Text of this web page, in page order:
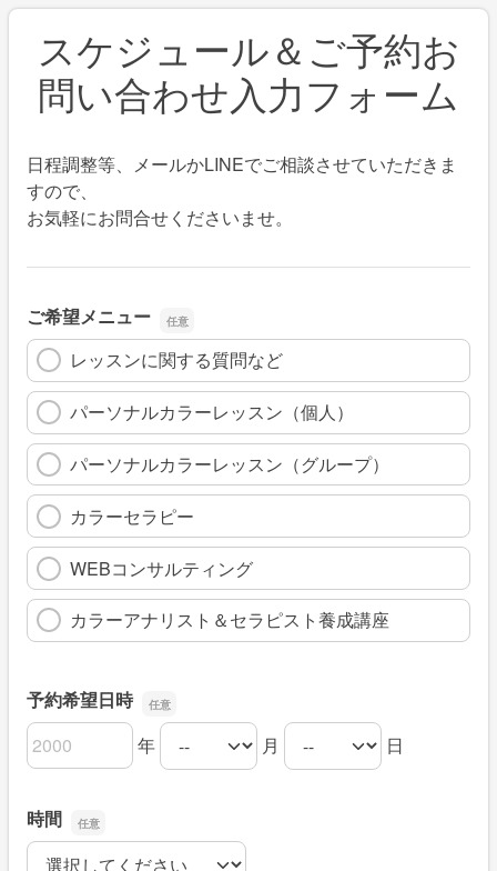
スケジュール＆ご予約お
問い合わせ入力フォーム
日程調整等、メールかLINEでご相談させていただきま
すので、
お気軽にお問合せくださいませ。
ご希望メニュー
レッスンに関する質問など
パーソナルカラーレッスン（個人）
パーソナルカラーレッスン（グループ）
カラーセラピー
WEBコンサルティング
カラーアナリスト＆セラピスト養成講座
予約希望日時
予約希望日時の年
年
予約希望日時の月 月
予約希望日時の日 日
時間
時間